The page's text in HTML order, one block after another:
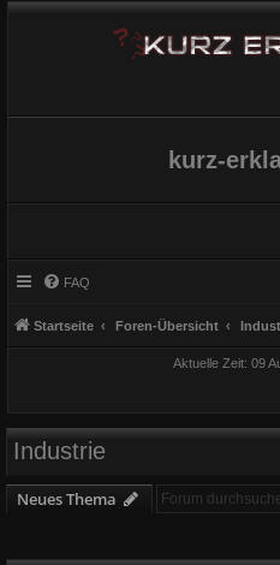
kurz-
FAQ
Startseite Foren-Übersicht
Aktuelle Zeit: 09
Industrie
Neues Thema